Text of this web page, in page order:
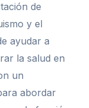
de
y el
ayudar a
la salud en
un
abordar